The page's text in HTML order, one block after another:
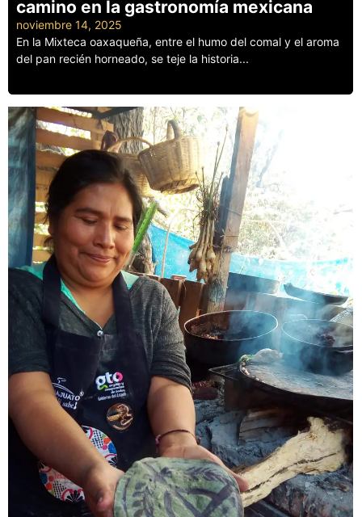
camino en la gastronomía mexicana
noviembre 14, 2025
En la Mixteca oaxaqueña, entre el humo del comal y el aroma
del pan recién horneado, se teje la historia...